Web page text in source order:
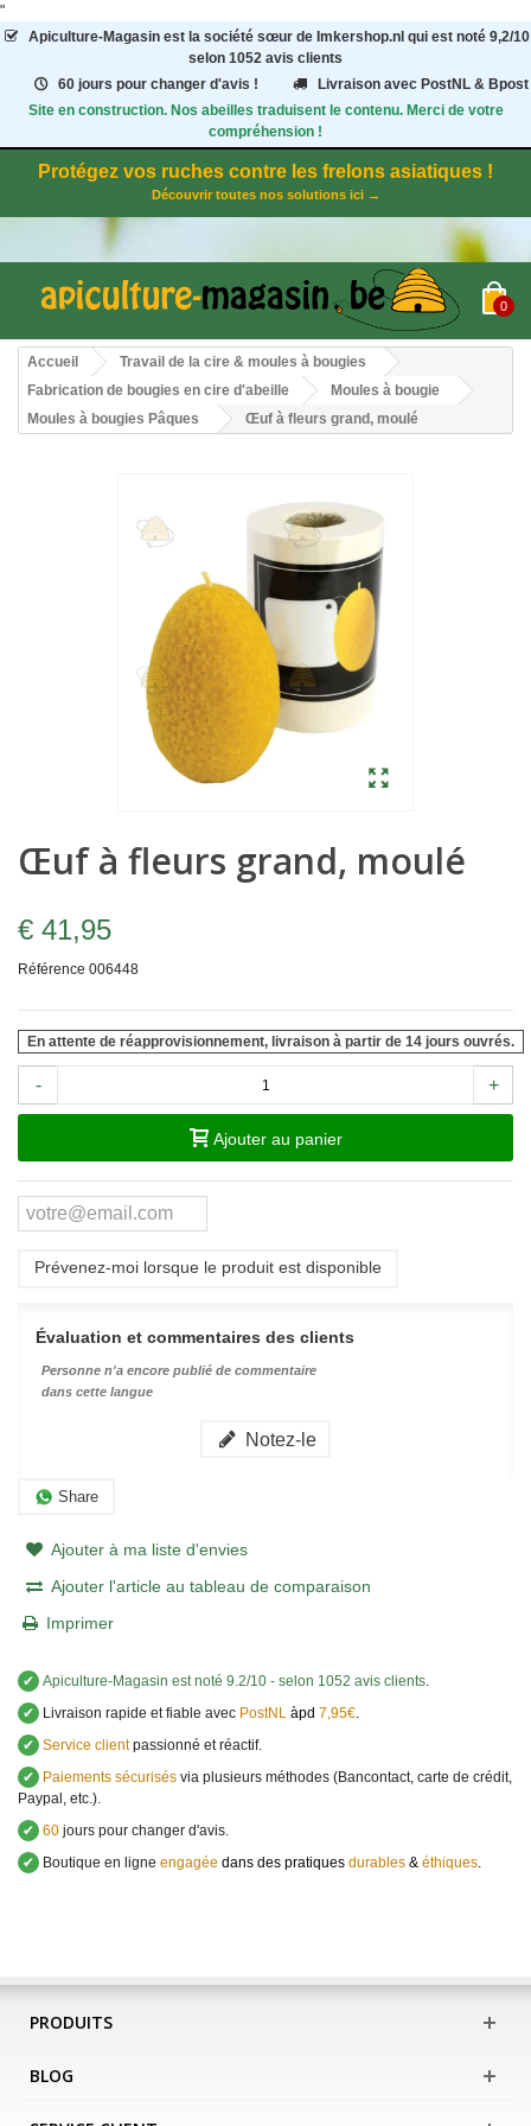
"
Apiculture-Magasinest la société sœur de Imkershop.nl qui est noté 9,2/10
selon 1052 avis clients
60 jours pour changer d'avis !
Livraison avec PostNL & Bpost
Site en construction. Nos abeilles traduisent le contenu. Merci de votre
compréhension !
Protégez vos ruches contre les frelons asiatiques !
Découvrir toutes nos solutions ici →
0
Accueil
Travail de la cire & moules à bougies
Fabrication de bougies en cire d'abeille
Moules à bougie
Moules à bougies Pâques
Œuf à fleurs grand, moulé
Œuf à fleurs grand, moulé
€ 41,95
Référence 006448
En attente de réapprovisionnement, livraison à partir de 14 jours ouvrés.
- +
Ajouter au panier
Prévenez-moi lorsque le produit est disponible
Évaluation et commentaires des clients
Personne n'a encore publié de commentaire
dans cette langue
Notez-le
Share
Ajouter à ma liste d'envies
Ajouter l'article au tableau de comparaison
Imprimer
✔ Apiculture-Magasin est noté 9.2/10 - selon 1052 avis clients.
✔
Livraison rapide et fiable avec PostNL àpd 7,95€.
✔ Service clientpassionné et réactif.
✔
Paiements sécurisés via plusieurs méthodes (Bancontact, carte de crédit,
Paypal, etc.).
✔ 60 jours pour changer d'avis.
✔
Boutique en ligne engagée dans des pratiques durables & éthiques.
PRODUITS
BLOG